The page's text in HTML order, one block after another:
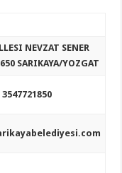
NEVZAT SENER
SARIKAYA/YOZGAT